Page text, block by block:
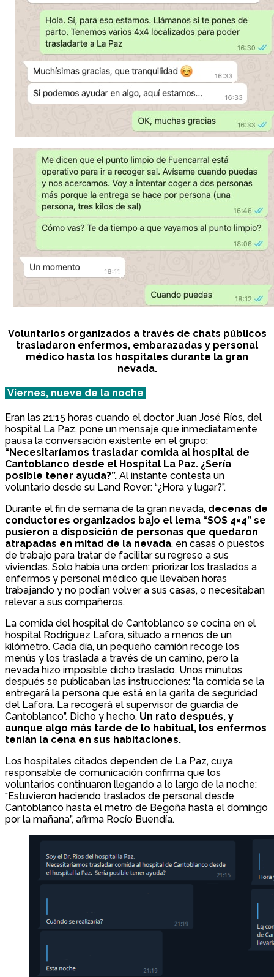
Voluntarios organizados a través de chats públicos
trasladaron enfermos, embarazadas y personal
médico hasta los hospitales durante la gran
nevada.
Viernes, nueve de la noche
Eran las 21:15 horas cuando el doctor Juan José Ríos, del
hospital La Paz, pone un mensaje que inmediatamente
pausa la conversación existente en el grupo:
“Necesitaríamos trasladar comida al hospital de
Cantoblanco desde el Hospital La Paz. ¿Sería
posible tener ayuda?”. Al instante contesta un
voluntario desde su Land Rover: “¿Hora y lugar?”.
Durante el fin de semana de la gran nevada, decenas de
conductores organizados bajo el lema “SOS 4×4” se
pusieron a disposición de personas que quedaron
atrapadas en mitad de la nevada, en casas o puestos
de trabajo para tratar de facilitar su regreso a sus
viviendas. Solo había una orden: priorizar los traslados a
enfermos y personal médico que llevaban horas
trabajando y no podían volver a sus casas, o necesitaban
relevar a sus compañeros.
La comida del hospital de Cantoblanco se cocina en el
hospital Rodriguez Lafora, situado a menos de un
kilómetro. Cada día, un pequeño camión recoge los
menús y los traslada a través de un camino, pero la
nevada hizo imposible dicho traslado. Unos minutos
después se publicaban las instrucciones: “la comida se la
entregará la persona que está en la garita de seguridad
del Lafora. La recogerá el supervisor de guardia de
Cantoblanco”. Dicho y hecho. Un rato después, y
aunque algo más tarde de lo habitual, los enfermos
tenían la cena en sus habitaciones.
Los hospitales citados dependen de La Paz, cuya
responsable de comunicación confirma que los
voluntarios continuaron llegando a lo largo de la noche:
“Estuvieron haciendo traslados de personal desde
Cantoblanco hasta el metro de Begoña hasta el domingo
por la mañana”, afirma Rocío Buendía.